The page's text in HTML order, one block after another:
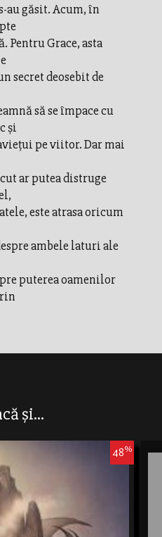
au găsit. Acum, în
Pentru Grace, asta
secret deosebit de
să se împace cu
şi
pe viitor. Dar mai
ar putea distruge
este atrasa oricum
ambele laturi ale
puterea oamenilor
și...
48%